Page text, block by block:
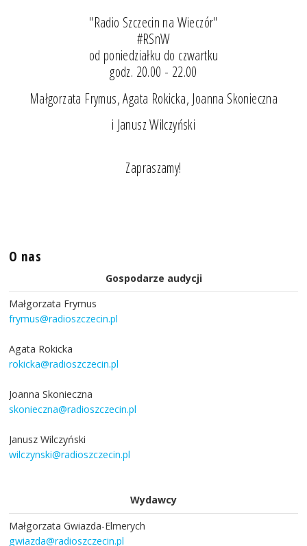
"Radio Szczecin na Wieczór"
#RSnW
od poniedziałku do czwartku
godz. 20.00 - 22.00
Małgorzata Frymus, Agata Rokicka, Joanna Skonieczna
i Janusz Wilczyński
Zapraszamy!
O nas
Gospodarze audycji
Małgorzata Frymus
frymus@radioszczecin.pl
Agata Rokicka
rokicka@radioszczecin.pl
Joanna Skonieczna
skonieczna@radioszczecin.pl
Janusz Wilczyński
wilczynski@radioszczecin.pl
Wydawcy
Małgorzata Gwiazda-Elmerych
gwiazda@radioszczecin.pl